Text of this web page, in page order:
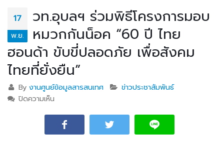
17
พ.ย.
วท.อุบลฯ ร่วมพิธีโครงการมอบ
หมวกกันน็อค “60 ปี ไทย
ฮอนด้า ขับขี่ปลอดภัย เพื่อสังคม
ไทยที่ยั่งยืน”
Byงานศูนย์ข้อมูลสารสนเทศ
ข่าวประชาสัมพันธ์
ปิดความเห็น